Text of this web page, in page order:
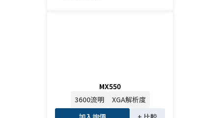
MX550
3600流明
XGA解析度